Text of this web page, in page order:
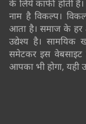
के लिये काफी होती
नाम है विकल्प।
आता है। समाज के हर
उद्येश्य है।
समेटकर इस वेबसाइट
आपका भी होगा, यही